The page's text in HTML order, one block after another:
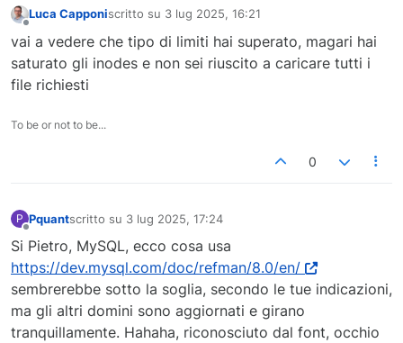
Luca Capponiscritto su 3 lug 2025, 16:21
ultima modifica di
vai a vedere che tipo di limiti hai superato, magari hai
saturato gli inodes e non sei riuscito a caricare tutti i
file richiesti
To be or not to be...
0
P Pquantscritto su 3 lug 2025, 17:24
ultima modifica di
Si Pietro, MySQL, ecco cosa usa
https://dev.mysql.com/doc/refman/8.0/en/
sembrerebbe sotto la soglia, secondo le tue indicazioni,
ma gli altri domini sono aggiornati e girano
tranquillamente. Hahaha, riconosciuto dal font, occhio